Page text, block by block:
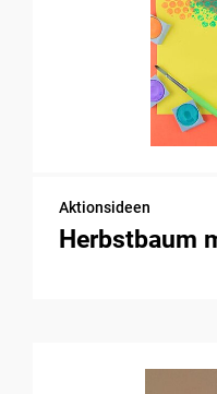
Aktionsideen
Herbstbaum